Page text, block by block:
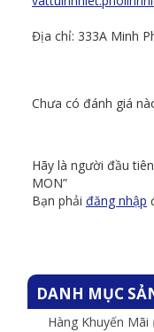
Địa chỉ: 333A Minh
Chưa có đánh giá
Hãy là người đầu
MON”
Bạn phải đăng nhập
DANH MỤC
Hàng Khuyến Mãi